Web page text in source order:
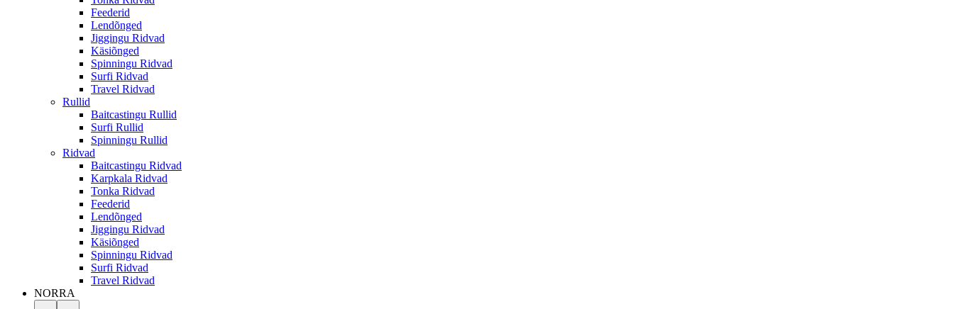
Feederid
Lendõnged
Jiggingu Ridvad
Käsiõnged
Spinningu Ridvad
Surfi Ridvad
Travel Ridvad
Rullid
Baitcastingu Rullid
Surfi Rullid
Spinningu Rullid
Ridvad
Baitcastingu Ridvad
Karpkala Ridvad
Tonka Ridvad
Feederid
Lendõnged
Jiggingu Ridvad
Käsiõnged
Spinningu Ridvad
Surfi Ridvad
Travel Ridvad
NORRA